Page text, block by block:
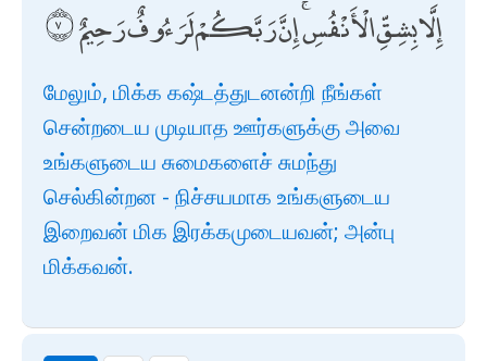
إِلَّا بِشِقِّ الْأَنْفُسِ ۚ إِنَّ رَبَّكُمْ لَرَءُوفٌ رَحِيمٌ
மேலும், மிக்க கஷ்டத்துடனன்றி நீங்கள்
சென்றடைய முடியாத ஊர்களுக்கு அவை
உங்களுடைய சுமைகளைச் சுமந்து
செல்கின்றன - நிச்சயமாக உங்களுடைய
இறைவன் மிக இரக்கமுடையவன்; அன்பு
மிக்கவன்.